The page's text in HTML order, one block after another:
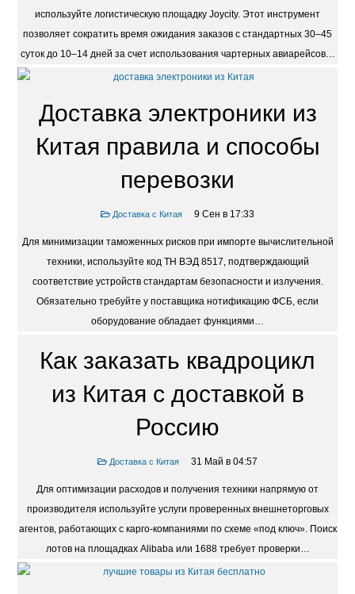
используйте логистическую площадку Joycity. Этот инструмент
позволяет сократить время ожидания заказов с стандартных 30–45
суток до 10–14 дней за счет использования чартерных авиарейсов…
Доставка электроники из
Китая правила и способы
перевозки
Доставка с Китая 9 Сен в 17:33
Для минимизации таможенных рисков при импорте вычислительной
техники, используйте код ТН ВЭД 8517, подтверждающий
соответствие устройств стандартам безопасности и излучения.
Обязательно требуйте у поставщика нотификацию ФСБ, если
оборудование обладает функциями…
Как заказать квадроцикл
из Китая с доставкой в
Россию
Доставка с Китая 31 Май в 04:57
Для оптимизации расходов и получения техники напрямую от
производителя используйте услуги проверенных внешнеторговых
агентов, работающих с карго-компаниями по схеме «под ключ». Поиск
лотов на площадках Alibaba или 1688 требует проверки…